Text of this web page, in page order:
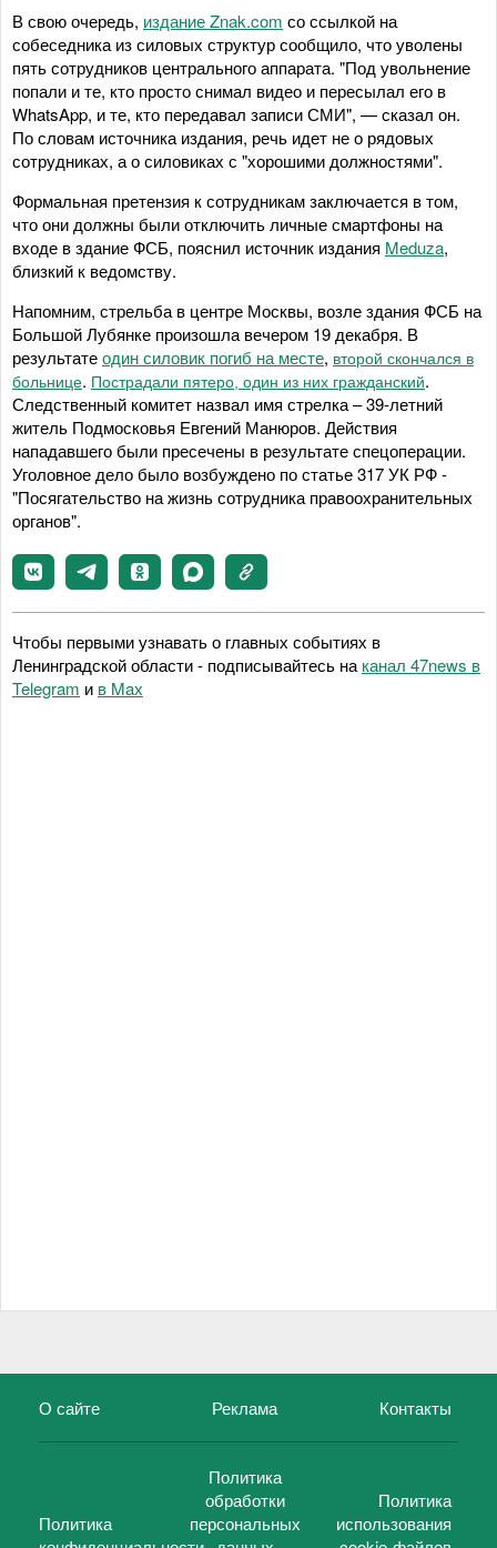
В свою очередь, издание Znak.com со ссылкой на
собеседника из силовых структур сообщило, что уволены
пять сотрудников центрального аппарата. "Под увольнение
попали и те, кто просто снимал видео и пересылал его в
WhatsApp, и те, кто передавал записи СМИ", — сказал он.
По словам источника издания, речь идет не о рядовых
сотрудниках, а о силовиках с "хорошими должностями".
Формальная претензия к сотрудникам заключается в том,
что они должны были отключить личные смартфоны на
входе в здание ФСБ, пояснил источник издания Meduza,
близкий к ведомству.
Напомним, стрельба в центре Москвы, возле здания ФСБ на
Большой Лубянке произошла вечером 19 декабря. В
результатеодин силовик погиб на месте, второй скончался в
больнице. Пострадали пятеро, один из них гражданский.
Следственный комитет назвал имя стрелка – 39-летний
житель Подмосковья Евгений Манюров. Действия
нападавшего были пресечены в результате спецоперации.
Уголовное дело было возбуждено по статье 317 УК РФ -
"Посягательство на жизнь сотрудника правоохранительных
органов".
Чтобы первыми узнавать о главных событиях в
Ленинградской области - подписывайтесь на канал 47news в
Telegram и в Maх
О сайте Реклама Контакты
Политика
Политика
обработки
персональных
Политика
использования